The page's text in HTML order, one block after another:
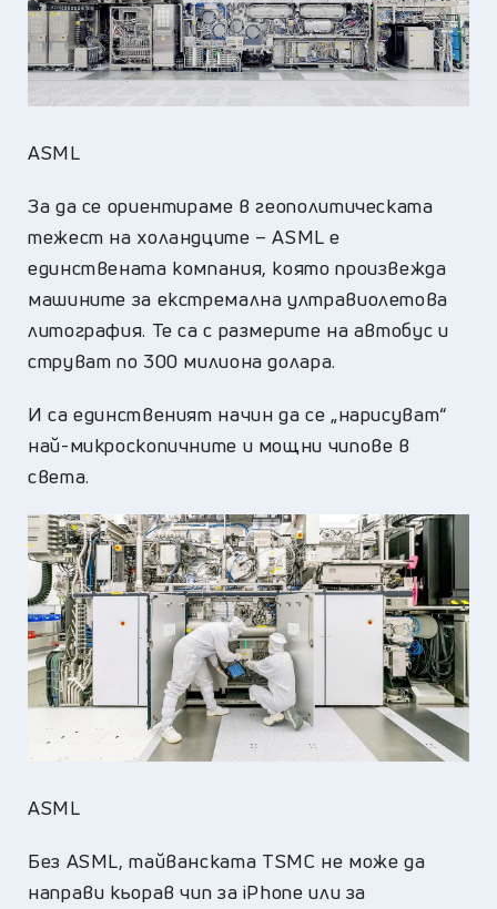
ASML
За да се ориентираме в геополитическата
тежест на холандците – ASML е
единствената компания, която произвежда
машините за екстремална ултравиолетова
литография. Те са с размерите на автобус и
струват по 300 милиона долара.
И са единственият начин да се „нарисуват“
най-микроскопичните и мощни чипове в
света.
ASML
Без ASML, тайванската TSMC не може да
направи кьорав чип за iPhone или за